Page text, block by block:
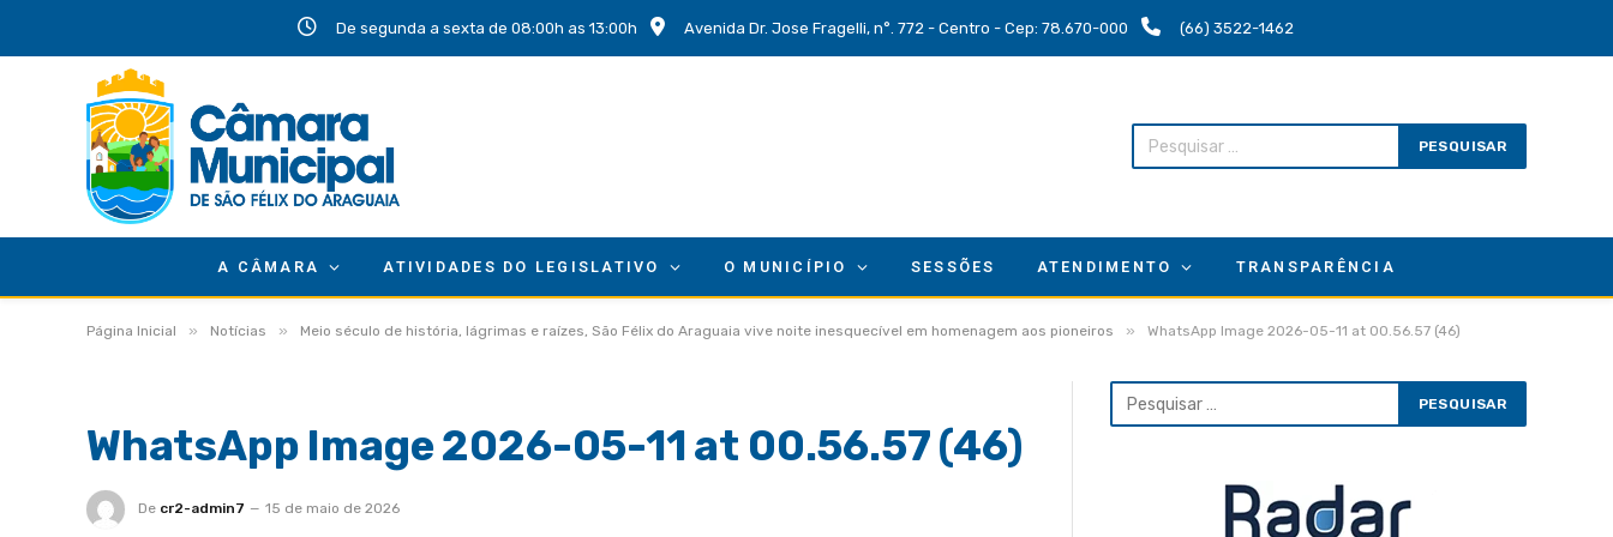
De segunda a sexta de 08:00h as 13:00h Avenida Dr. Jose Fragelli, n°. 772 - Centro - Cep: 78.670-000 (66) 3522-1462
A CÂMARA ATIVIDADES DO LEGISLATIVO O MUNICÍPIO SESSÕES ATENDIMENTO TRANSPARÊNCIA
Página Inicial » Notícias » Meio século de história, lágrimas e raízes, São Félix do Araguaia vive noite inesquecível em homenagem aos pioneiros » WhatsApp Image 2026-05-11 at 00.56.57 (46)
WhatsApp Image 2026-05-11 at 00.56.57 (46)
De cr2-admin7 15 de maio de 2026